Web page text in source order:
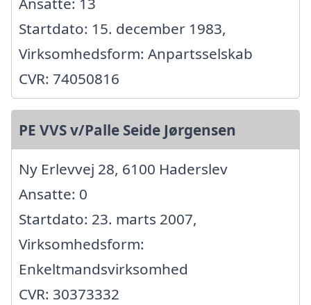
Startdato: 15. december 1983,
Virksomhedsform: Anpartsselskab
CVR: 74050816
PE VVS v/Palle Seide Jørgensen
Ny Erlevvej 28, 6100 Haderslev
Ansatte: 0
Startdato: 23. marts 2007,
Virksomhedsform:
Enkeltmandsvirksomhed
CVR: 30373332